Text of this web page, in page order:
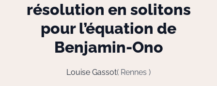
Le Laboratoire
résolution en solitons
pour l’équation de
Benjamin-Ono
Louise Gassot( Rennes )